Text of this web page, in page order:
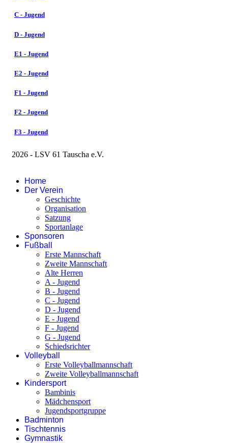
C - Jugend
D - Jugend
E1 - Jugend
E2 - Jugend
F1 - Jugend
F2 - Jugend
F3 - Jugend
2026 - LSV 61 Tauscha e.V.
Home
Der Verein
Geschichte
Organisation
Satzung
Sportanlage
Sponsoren
Fußball
Erste Mannschaft
Zweite Mannschaft
Alte Herren
A - Jugend
B - Jugend
C - Jugend
D - Jugend
E - Jugend
F - Jugend
G - Jugend
Schiedsrichter
Volleyball
Erste Volleyballmannschaft
Zweite Volleyballmannschaft
Kindersport
Bambinis
Mädchensport
Jugendsportgruppe
Badminton
Tischtennis
Gymnastik